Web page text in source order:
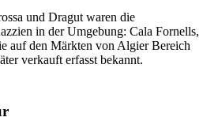
und Dragut waren die
in der Umgebung: Cala Fornells,
auf den Märkten von Algier Bereich
verkauft erfasst bekannt.